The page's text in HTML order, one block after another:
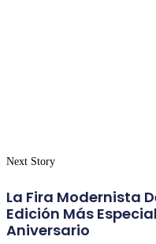
Next Story
La Fira Modernista
Edición Más
Aniversario